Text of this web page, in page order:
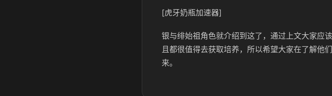
[虎牙奶瓶加速器]
银与绯始祖角色就介绍到这了，通过上文大家应
且都很值得去获取培养，所以希望大家在了解他
来。